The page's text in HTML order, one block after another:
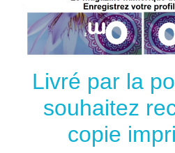
Livré par la
souhaitez
copie